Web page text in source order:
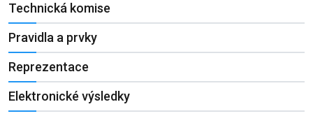
Technická komise
Pravidla a prvky
Reprezentace
Elektronické výsledky